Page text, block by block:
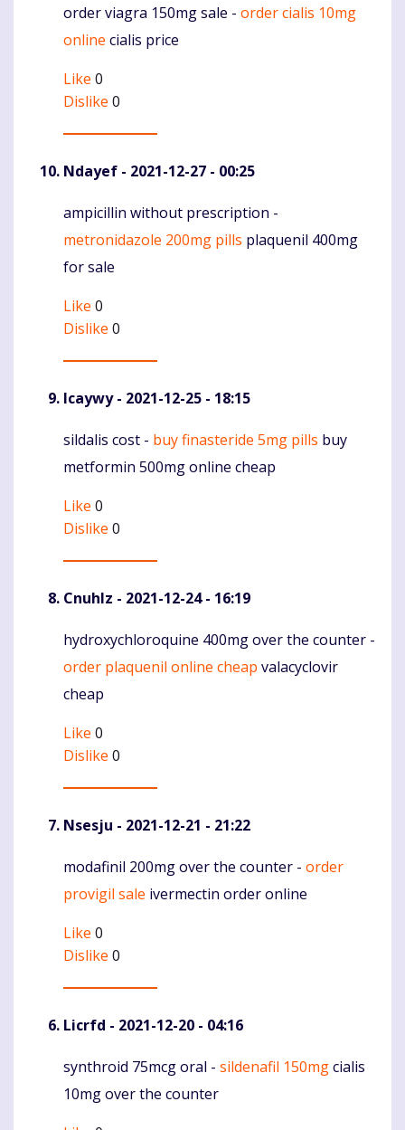
Komentaras
order viagra 150mg sale - order cialis 10mg
online cialis price
Like 0
Dislike 0
Ndayef - 2021-12-27 - 00:25
Komentaras
ampicillin without prescription -
metronidazole 200mg pills plaquenil 400mg
for sale
Like 0
Dislike 0
Icaywy- 2021-12-25 - 18:15
Komentaras
sildalis cost - buy finasteride 5mg pills buy
metformin 500mg online cheap
Like 0
Dislike 0
Cnuhlz - 2021-12-24 - 16:19
Komentaras
hydroxychloroquine 400mg over the counter -
order plaquenil online cheap valacyclovir
cheap
Like 0
Dislike 0
Nsesju - 2021-12-21 - 21:22
Komentaras
modafinil 200mg over the counter - order
provigil sale ivermectin order online
Like 0
Dislike 0
Licrfd - 2021-12-20 - 04:16
Komentaras
synthroid 75mcg oral - sildenafil 150mgcialis
10mg over the counter